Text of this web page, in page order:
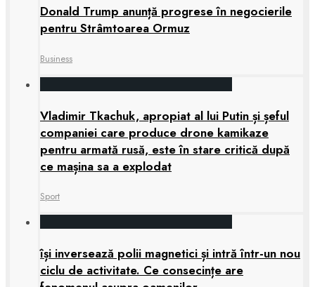
Donald Trump anunță progrese în negocierile
pentru Strâmtoarea Ormuz
Business
Vladimir Tkachuk, apropiat al lui Putin și șeful
companiei care produce drone kamikaze
pentru armată rusă, este în stare critică după
ce mașina sa a explodat
Sport
își inversează polii magnetici și intră într-un nou
ciclu de activitate. Ce consecințe are